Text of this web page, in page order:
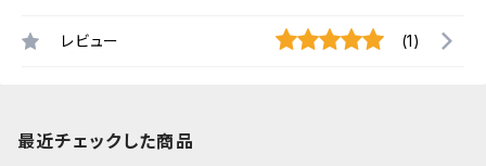
レビュー (1)
最近チェックした商品